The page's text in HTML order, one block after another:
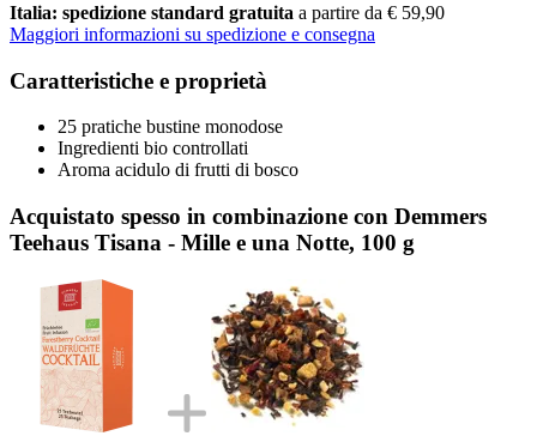
Italia: spedizione standard gratuita a partire da € 59,90
Maggiori informazioni su spedizione e consegna
Caratteristiche e proprietà
25 pratiche bustine monodose
Ingredienti bio controllati
Aroma acidulo di frutti di bosco
Acquistato spesso in combinazione con Demmers
Teehaus Tisana - Mille e una Notte, 100 g